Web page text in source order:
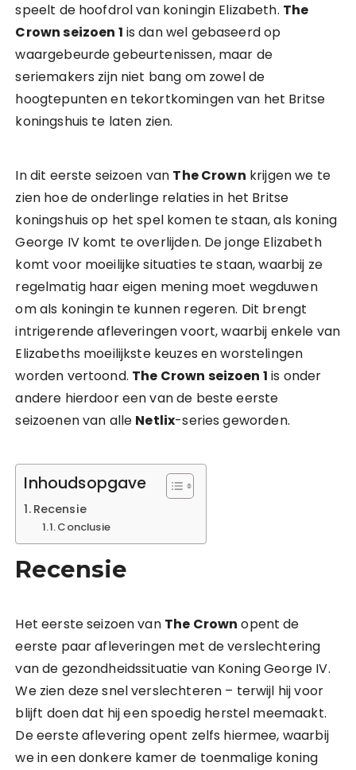
speelt de hoofdrol van koningin Elizabeth. The
Crown seizoen 1 is dan wel gebaseerd op
waargebeurde gebeurtenissen, maar de
seriemakers zijn niet bang om zowel de
hoogtepunten en tekortkomingen van het Britse
koningshuis te laten zien.
In dit eerste seizoen van The Crown krijgen we te
zien hoe de onderlinge relaties in het Britse
koningshuis op het spel komen te staan, als koning
George IV komt te overlijden. De jonge Elizabeth
komt voor moeilijke situaties te staan, waarbij ze
regelmatig haar eigen mening moet wegduwen
om als koningin te kunnen regeren. Dit brengt
intrigerende afleveringen voort, waarbij enkele van
Elizabeths moeilijkste keuzes en worstelingen
worden vertoond. The Crown seizoen 1 is onder
andere hierdoor een van de beste eerste
seizoenen van alle Netlix-series geworden.
Inhoudsopgave
Recensie
Conclusie
Recensie
Het eerste seizoen van The Crown opent de
eerste paar afleveringen met de verslechtering
van de gezondheidssituatie van Koning George IV.
We zien deze snel verslechteren – terwijl hij voor
blijft doen dat hij een spoedig herstel meemaakt.
De eerste aflevering opent zelfs hiermee, waarbij
we in een donkere kamer de toenmalige koning